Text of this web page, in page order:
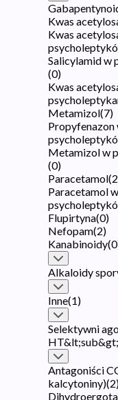
Kwas
Kwas
Salicylamid w
(0)
Kwas
Metamizol(7)
Propyfenazon
Metamizol w
(0)
Paracetamol(2
Paracetamol
Flupirtyna(0)
Nefopam(2)
Kanabinoidy(0
Alkaloidy
Inne(1)
Selektywni
Antagoniści
kalcytoniny)(2